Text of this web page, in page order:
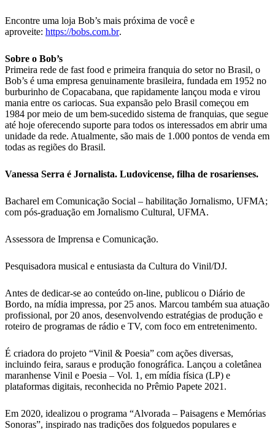
Encontre uma loja Bob’s mais próxima de você e
aproveite: https://bobs.com.br.
Sobre o Bob’s
Primeira rede de fast food e primeira franquia do setor no Brasil, o
Bob’s é uma empresa genuinamente brasileira, fundada em 1952 no
burburinho de Copacabana, que rapidamente lançou moda e virou
mania entre os cariocas. Sua expansão pelo Brasil começou em
1984 por meio de um bem-sucedido sistema de franquias, que segue
até hoje oferecendo suporte para todos os interessados em abrir uma
unidade da rede. Atualmente, são mais de 1.000 pontos de venda em
todas as regiões do Brasil.
Vanessa Serra é Jornalista. Ludovicense, filha de rosarienses.
Bacharel em Comunicação Social – habilitação Jornalismo, UFMA;
com pós-graduação em Jornalismo Cultural, UFMA.
Assessora de Imprensa e Comunicação.
Pesquisadora musical e entusiasta da Cultura do Vinil/DJ.
Antes de dedicar-se ao conteúdo on-line, publicou o Diário de
Bordo, na mídia impressa, por 25 anos. Marcou também sua atuação
profissional, por 20 anos, desenvolvendo estratégias de produção e
roteiro de programas de rádio e TV, com foco em entretenimento.
É criadora do projeto “Vinil & Poesia” com ações diversas,
incluindo feira, saraus e produção fonográfica. Lançou a coletânea
maranhense Vinil e Poesia – Vol. 1, em mídia física (LP) e
plataformas digitais, reconhecida no Prêmio Papete 2021.
Em 2020, idealizou o programa “Alvorada – Paisagens e Memórias
Sonoras”, inspirado nas tradições dos folguedos populares e